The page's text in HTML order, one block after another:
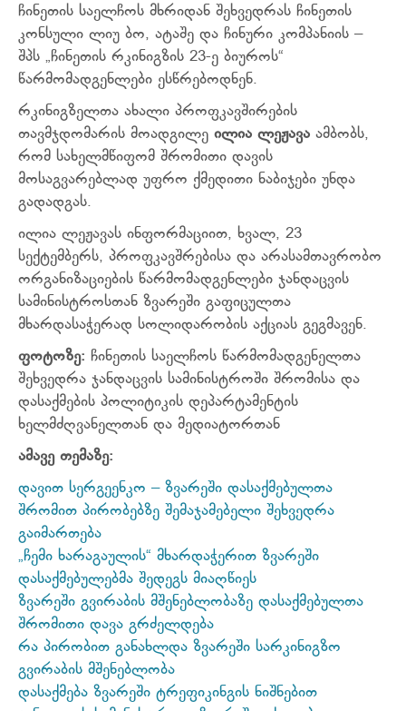
ჩინეთის საელჩოს მხრიდან შეხვედრას ჩინეთის
კონსული ლიუ ბო, ატაშე და ჩინური კომპანიის –
შპს „ჩინეთის რკინიგზის 23-ე ბიუროს“
წარმომადგენლები ესწრებოდნენ.
რკინიგზელთა ახალი პროფკავშირების
თავმჯდომარის მოადგილე ილია ლეჟავა ამბობს,
რომ სახელმწიფომ შრომითი დავის
მოსაგვარებლად უფრო ქმედითი ნაბიჯები უნდა
გადადგას.
ილია ლეჟავას ინფორმაციით, ხვალ, 23
სექტემბერს, პროფკავშრებისა და არასამთავრობო
ორგანიზაციების წარმომადგენლები ჯანდაცვის
სამინისტროსთან ზვარეში გაფიცულთა
მხარდასაჭერად სოლიდარობის აქციას გეგმავენ.
ფოტოზე: ჩინეთის საელჩოს წარმომადგენელთა
შეხვედრა ჯანდაცვის სამინისტროში შრომისა და
დასაქმების პოლიტიკის დეპარტამენტის
ხელმძღვანელთან და მედიატორთან
ამავე თემაზე:
დავით სერგეენკო – ზვარეში დასაქმებულთა
შრომით პირობებზე შემაჯამებელი შეხვედრა
გაიმართება
„ჩემი ხარაგაულის“ მხარდაჭერით ზვარეში
დასაქმებულებმა შედეგს მიაღწიეს
ზვარეში გვირაბის მშენებლობაზე დასაქმებულთა
შრომითი დავა გრძელდება
რა პირობით განახლდა ზვარეში სარკინიგზო
გვირაბის მშენებლობა
დასაქმება ზვარეში ტრეფიკინგის ნიშნებით